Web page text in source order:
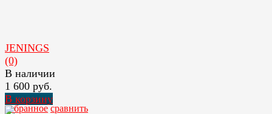
избранное сравнить
JENINGS
(0)
В наличии
1 600 руб.
В корзину